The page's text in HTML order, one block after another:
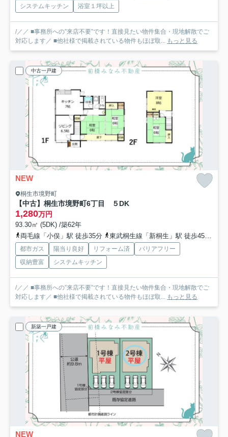
システムキッチン
浴室１坪以上
/／／ ■事務所への”来店不要”です！直接見たい物件集合・現地解散でご
対応します／ ■他社様で掲載されている物件もほぼ取... もっと見る
中古一戸建
NEW
桐生市境野町
【中古】桐生市境野町6丁目 ５DK
1,280万円
93.30㎡ (5DK) /築62年
両毛線「小俣」駅 徒歩35分
東武桐生線「新桐生」駅 徒歩45分
都市ガス 陽当り良好 リフォーム済
バリアフリー
収納豊富
システムキッチン
/／／ ■事務所への”来店不要”です！直接見たい物件集合・現地解散でご
対応します／ ■他社様で掲載されている物件もほぼ取... もっと見る
新築一戸建
NEW